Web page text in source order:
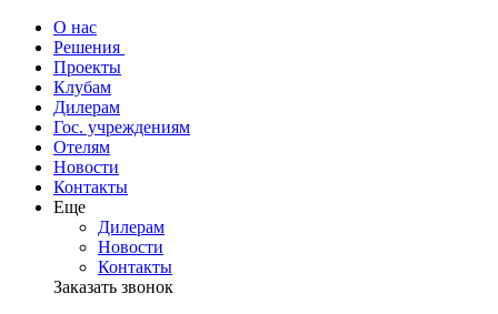
О нас
Решения
Проекты
Клубам
Дилерам
Гос. учреждениям
Отелям
Новости
Контакты
Еще
Дилерам
Новости
Контакты
Заказать звонок